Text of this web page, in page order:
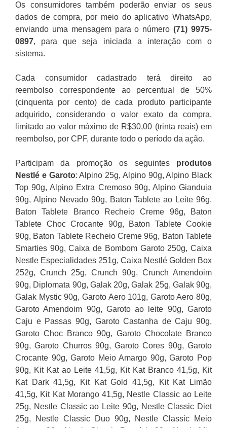
Os consumidores também poderão enviar os seus
dados de compra, por meio do aplicativo WhatsApp,
enviando uma mensagem para o número(71) 9975-
0897, para que seja iniciada a interação com o
sistema.
Cada consumidor cadastrado terá direito ao
reembolso correspondente ao percentual de 50%
(cinquenta por cento) de cada produto participante
adquirido, considerando o valor exato da compra,
limitado ao valor máximo de R$30,00 (trinta reais) em
reembolso, por CPF, durante todo o período da ação.
Participam da promoção os seguintes produtos
Nestlé e Garoto: Alpino 25g, Alpino 90g, Alpino Black
Top 90g, Alpino Extra Cremoso 90g, Alpino Gianduia
90g, Alpino Nevado 90g, Baton Tablete ao Leite 96g,
Baton Tablete Branco Recheio Creme 96g, Baton
Tablete Choc Crocante 90g, Baton Tablete Cookie
90g, Baton Tablete Recheio Creme 96g, Baton Tablete
Smarties 90g, Caixa de Bombom Garoto 250g, Caixa
Nestle Especialidades 251g, Caixa Nestlé Golden Box
252g, Crunch 25g, Crunch 90g, Crunch Amendoim
90g, Diplomata 90g, Galak 20g, Galak 25g, Galak 90g,
Galak Mystic 90g, Garoto Aero 101g, Garoto Aero 80g,
Garoto Amendoim 90g, Garoto ao leite 90g, Garoto
Caju e Passas 90g, Garoto Castanha de Caju 90g,
Garoto Choc Branco 90g, Garoto Chocolate Branco
90g, Garoto Churros 90g, Garoto Cores 90g, Garoto
Crocante 90g, Garoto Meio Amargo 90g, Garoto Pop
90g, Kit Kat ao Leite 41,5g, Kit Kat Branco 41,5g, Kit
Kat Dark 41,5g, Kit Kat Gold 41,5g, Kit Kat Limão
41,5g, Kit Kat Morango 41,5g, Nestle Classic ao Leite
25g, Nestle Classic ao Leite 90g, Nestle Classic Diet
25g, Nestle Classic Duo 90g, Nestle Classic Meio